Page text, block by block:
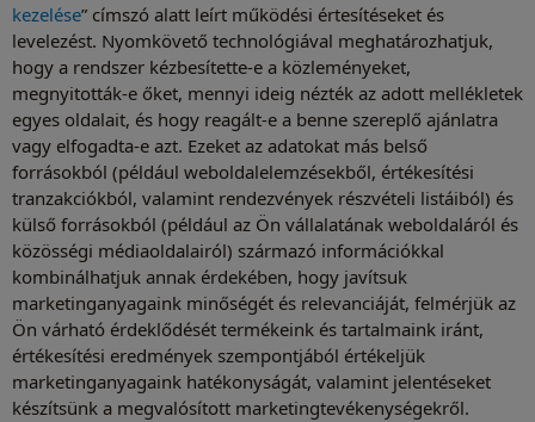
kezelése” címszó alatt leírt működési értesítéseket és
levelezést. Nyomkövető technológiával meghatározhatjuk,
hogy a rendszer kézbesítette-e a közleményeket,
megnyitották-e őket, mennyi ideig nézték az adott mellékletek
egyes oldalait, és hogy reagált-e a benne szereplő ajánlatra
vagy elfogadta-e azt. Ezeket az adatokat más belső
forrásokból (például weboldalelemzésekből, értékesítési
tranzakciókból, valamint rendezvények részvételi listáiból) és
külső forrásokból (például az Ön vállalatának weboldaláról és
közösségi médiaoldalairól) származó információkkal
kombinálhatjuk annak érdekében, hogy javítsuk
marketinganyagaink minőségét és relevanciáját, felmérjük az
Ön várható érdeklődését termékeink és tartalmaink iránt,
értékesítési eredmények szempontjából értékeljük
marketinganyagaink hatékonyságát, valamint jelentéseket
készítsünk a megvalósított marketingtevékenységekről.